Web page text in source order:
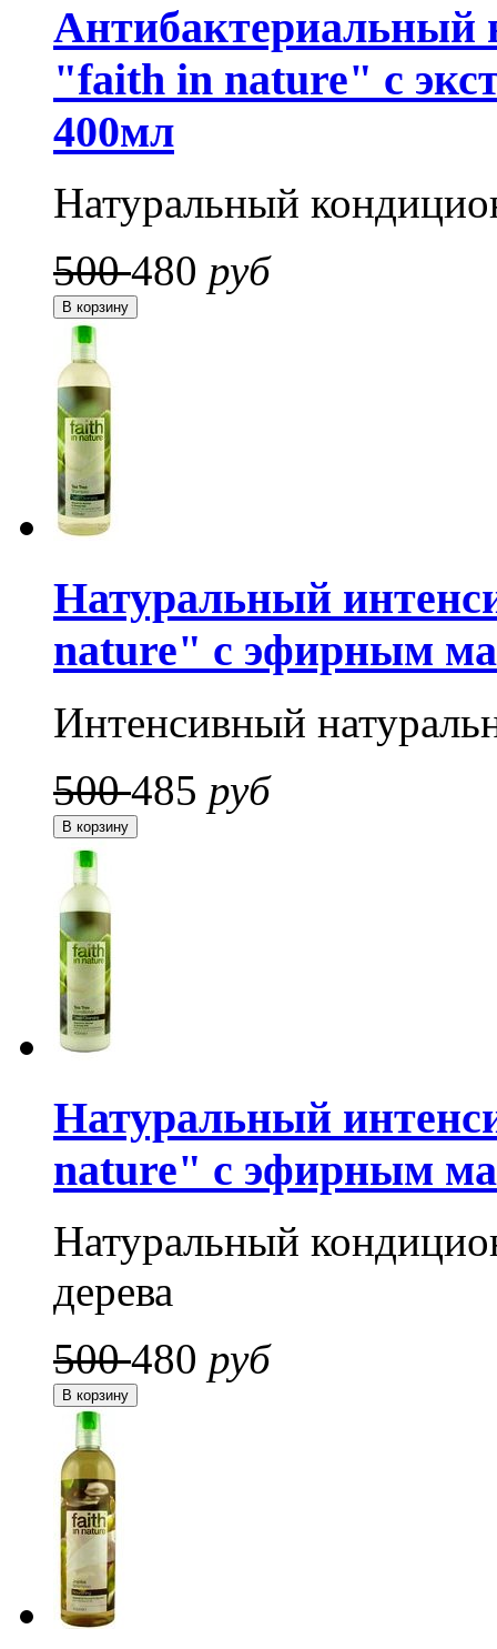
Антибактериальный
"faith in nature" c
400мл
Натуральный
500480 руб
Натуральный
nature" с эфирным
Интенсивный
500485 руб
Натуральный
nature" c эфирным
Натуральный
дерева
500480 руб